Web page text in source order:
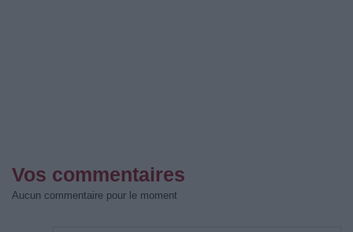
Vos commentaires
Aucun commentaire pour le moment